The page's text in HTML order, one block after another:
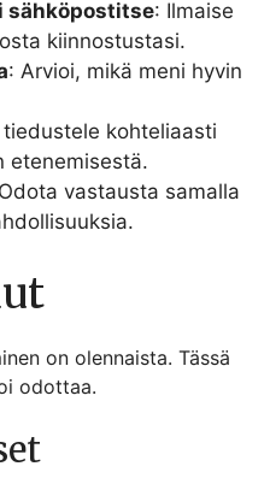
sähköpostitse: Ilmaise
kiinnostustasi.
: Arvioi, mikä meni hyvin
tiedustele kohteliaasti
etenemisestä.
vastausta samalla
on olennaista. Tässä
odottaa.